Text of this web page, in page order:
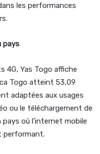
les performances
pays
4G, Yas Togo affiche
Togo atteint 53,09
adaptées aux usages
ou le téléchargement de
où l’internet mobile
performant.